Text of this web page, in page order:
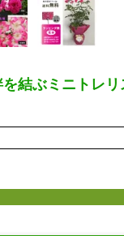
結ぶミニトレリ